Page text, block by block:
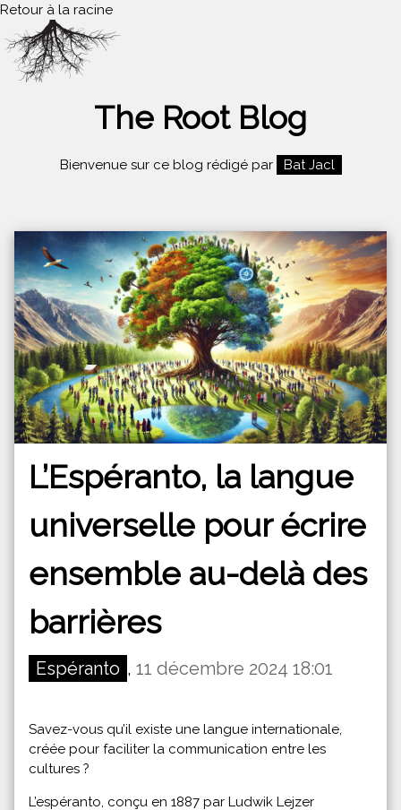
Retour à la racine
The Root Blog
Bienvenue sur ce blog rédigé par Bat Jacl
L’Espéranto, la langue
universelle pour écrire
ensemble au-delà des
barrières
Espéranto , 11 décembre 2024 18:01
Savez-vous qu’il existe une langue internationale,
créée pour faciliter la communication entre les
cultures ?
L’espéranto, conçu en 1887 par Ludwik Lejzer